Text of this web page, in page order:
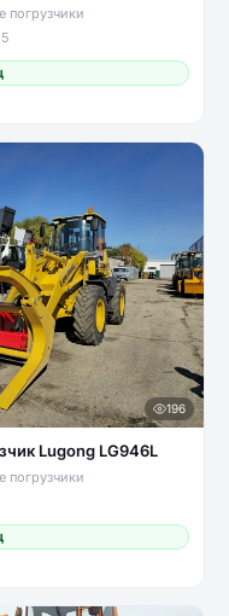
погрузчики
196
Lugong LG946L
погрузчики